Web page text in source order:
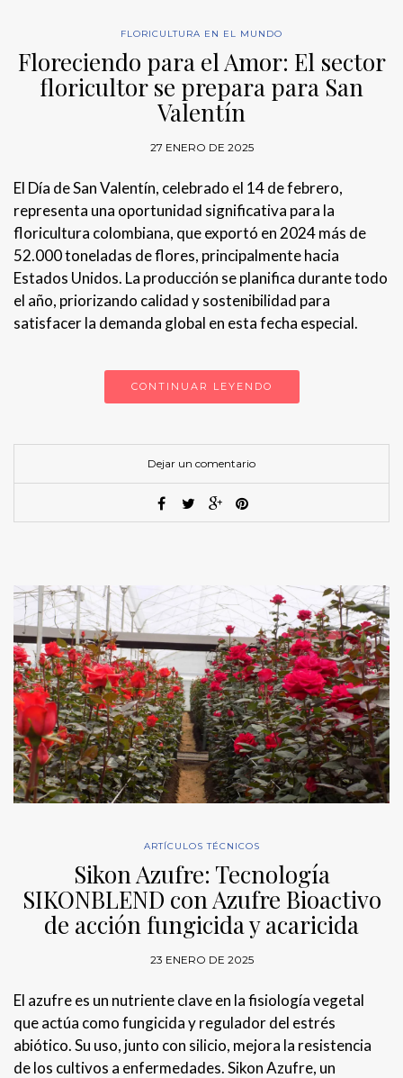
FLORICULTURA EN EL MUNDO
Floreciendo para el Amor: El sector
floricultor se prepara para San
Valentín
27 ENERO DE 2025
El Día de San Valentín, celebrado el 14 de febrero,
representa una oportunidad significativa para la
floricultura colombiana, que exportó en 2024 más de
52.000 toneladas de flores, principalmente hacia
Estados Unidos. La producción se planifica durante todo
el año, priorizando calidad y sostenibilidad para
satisfacer la demanda global en esta fecha especial.
CONTINUAR LEYENDO
Dejar un comentario
ARTÍCULOS TÉCNICOS
Sikon Azufre: Tecnología
SIKONBLEND con Azufre Bioactivo
de acción fungicida y acaricida
23 ENERO DE 2025
El azufre es un nutriente clave en la fisiología vegetal
que actúa como fungicida y regulador del estrés
abiótico. Su uso, junto con silicio, mejora la resistencia
de los cultivos a enfermedades. Sikon Azufre, un